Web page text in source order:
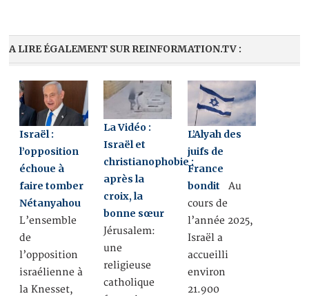
A LIRE ÉGALEMENT SUR REINFORMATION.TV :
Israël :
l’opposition
échoue à
faire tomber
Nétanyahou
L’ensemble
de
l’opposition
israélienne à
la Knesset,
La Vidéo :
Israël et
christianophobie :
après la
croix, la
bonne sœur
Jérusalem:
une
religieuse
catholique
L’Alyah des
juifs de
France
bondit Au
cours de
l’année 2025,
Israël a
accueilli
environ
21.900